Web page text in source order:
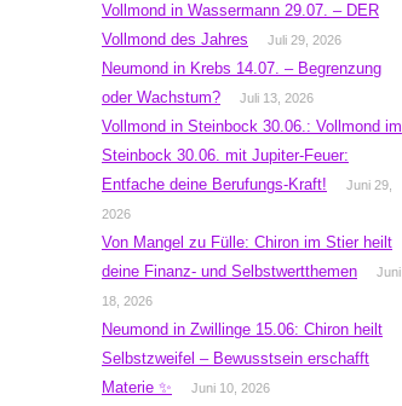
Vollmond in Wassermann 29.07. – DER
Vollmond des Jahres
Juli 29, 2026
Neumond in Krebs 14.07. – Begrenzung
oder Wachstum?
Juli 13, 2026
Vollmond in Steinbock 30.06.: Vollmond im
Steinbock 30.06. mit Jupiter-Feuer:
Entfache deine Berufungs-Kraft!
Juni 29,
2026
Von Mangel zu Fülle: Chiron im Stier heilt
deine Finanz- und Selbstwertthemen
Juni
18, 2026
Neumond in Zwillinge 15.06: Chiron heilt
Selbstzweifel – Bewusstsein erschafft
Materie ✨
Juni 10, 2026